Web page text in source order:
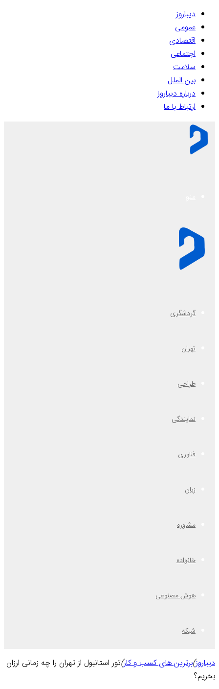
دیباروز
عمومی
اقتصادی
اجتماعی
سلامت
بین الملل
درباره دیباروز
ارتباط با ما
گردشگری
تهران
طراحی
نمایندگی
فناوری
زبان
مشاوره
خانواده
هوش مصنوعی
شبکه
دیباروز)برترین های کسب و کار)تور استانبول از تهران را چه زمانی ارزان
بخریم؟